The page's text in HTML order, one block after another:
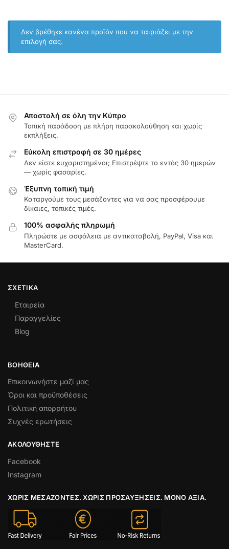
Δεν βρέθηκε κανένα προϊόν που να ταιριάζει με την
επιλογή σας.
Αποστολή σε όλη την Κύπρο
Τοπική παράδοση με πλήρη παρακολούθηση και χωρίς
εκπλήξεις.
Εύκολη επιστροφή σε 30 ημέρες
Δεν είστε ευχαριστημένοι; Επιστρέψτε το εντός 30 ημερών
— χωρίς φασαρίες.
Έξυπνη τοπική τιμή
Καταργούμε τους μεσάζοντες για να σας προσφέρουμε
δίκαιες, τοπικές τιμές.
100% ασφαλής πληρωμή
Πληρώστε με ασφάλεια με αντικαταβολή, PayPal, Visa και
MasterCard.
ΣΧΕΤΙΚΆ
Εταιρεία
Παραγγελίες
Blog
ΒΟΉΘΕΙΑ
Επικοινωνήστε μαζί μας
Όροι και προϋποθέσεις
Πολιτική απορρήτου
Συχνές ερωτήσεις
ΑΚΟΛΟΥΘΉΣΤΕ
Facebook
Instagram
ΧΩΡΊΣ ΜΕΣΆΖΟΝΤΕΣ. ΧΩΡΊΣ ΠΡΟΣΑΥΞΉΣΕΙΣ. ΜΌΝΟ ΑΞΊΑ.